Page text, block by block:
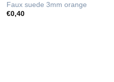
Faux suede 3mm orange
€0,40